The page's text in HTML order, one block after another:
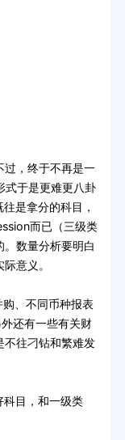
，终于不再是一
式于是更难更八卦
是拿分的科目，
而已（三级类
数量分析要明白
意义。
、不同币种报表
还有一些有关财
不往刁钻和繁难发
目，和一级类